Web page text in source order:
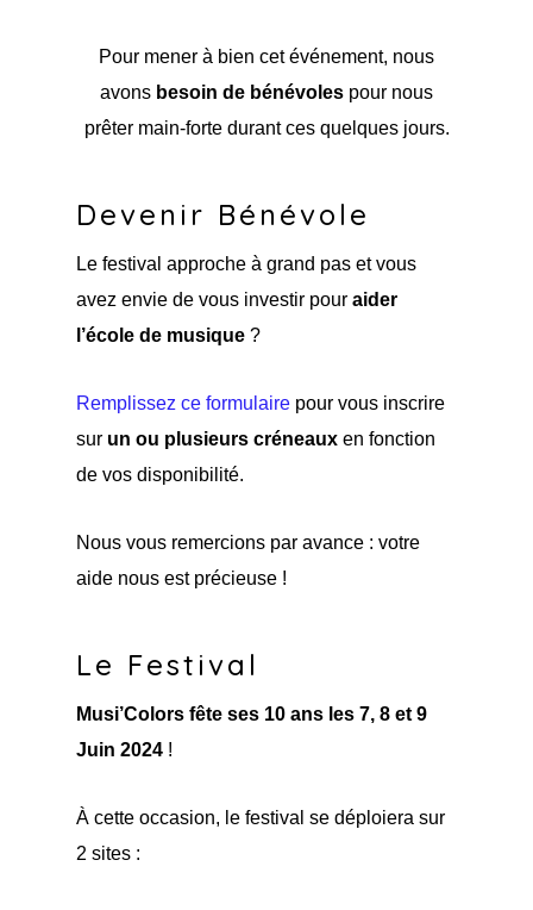
Pour mener à bien cet événement, nous
avons besoin de bénévoles pour nous
prêter main-forte durant ces quelques jours.
Devenir Bénévole
Le festival approche à grand pas et vous
avez envie de vous investir pour aider
l’école de musique ?
Remplissez ce formulaire pour vous inscrire
sur un ou plusieurs créneaux en fonction
de vos disponibilité.
Nous vous remercions par avance : votre
aide nous est précieuse !
Le Festival
Musi’Colors fête ses 10 ans les 7, 8 et 9
Juin 2024 !
À cette occasion, le festival se déploiera sur
2 sites :